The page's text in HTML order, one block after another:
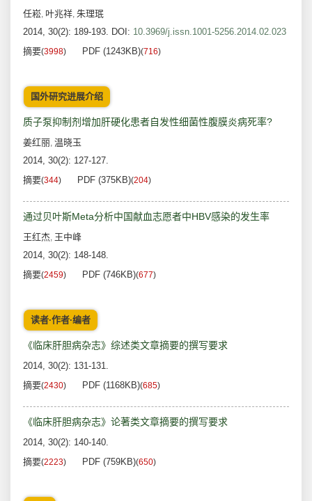
任崧, 叶兆祥, 朱理珉
2014, 30(2): 189-193. DOI: 10.3969/j.issn.1001-5256.2014.02.023
摘要(3998) PDF (1243KB)(716)
国外研究进展介绍
质子泵抑制剂增加肝硬化患者自发性细菌性腹膜炎病死率?
姜红丽, 温晓玉
2014, 30(2): 127-127.
摘要(344) PDF (375KB)(204)
通过贝叶斯Meta分析中国献血志愿者中HBV感染的发生率
王红杰, 王中峰
2014, 30(2): 148-148.
摘要(2459) PDF (746KB)(677)
读者·作者·编者
《临床肝胆病杂志》综述类文章摘要的撰写要求
2014, 30(2): 131-131.
摘要(2430) PDF (1168KB)(685)
《临床肝胆病杂志》论著类文章摘要的撰写要求
2014, 30(2): 140-140.
摘要(2223) PDF (759KB)(650)